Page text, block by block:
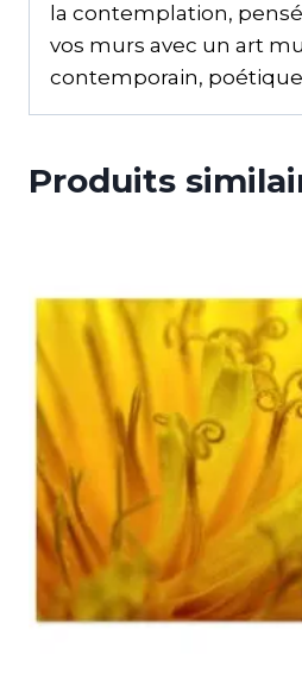
la contemplation,
vos murs avec un art
contemporain,
Produits